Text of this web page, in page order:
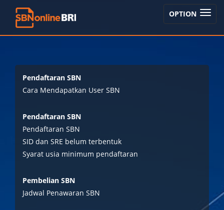
OPTIONTOGGLE
Pendaftaran SBN
Cara Mendapatkan User SBN
Pendaftaran SBN
Pendaftaran SBN
SID dan SRE belum terbentuk
Syarat usia minimum pendaftaran
Pembelian SBN
Jadwal Penawaran SBN